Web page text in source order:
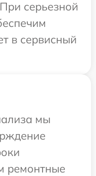
серьезной
в сервисный
мы
ремонтные